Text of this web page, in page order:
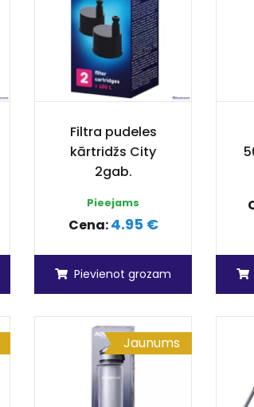
Filtra pudeles
kārtridžs City
2gab.
Pieejams
Cena:4.95 €
Pievienot grozam
Jaunums